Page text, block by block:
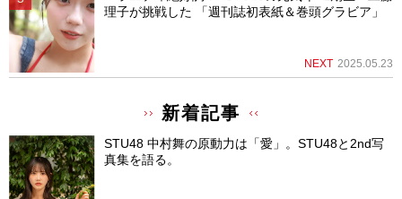
理子が挑戦した 「週刊誌初表紙＆巻頭グラビア」
NEXT 2025.05.23
新着記事
STU48 中村舞の原動力は「愛」。STU48と2nd写
真集を語る。